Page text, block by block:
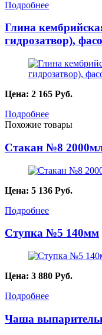
Подробнее
Глина
гидрозатвор),
Цена: 2 165 Руб.
Подробнее
Похожие товары
Стакан №8
Цена: 5 136 Руб.
Подробнее
Ступка №5 140мм
Цена: 3 880 Руб.
Подробнее
Чаша